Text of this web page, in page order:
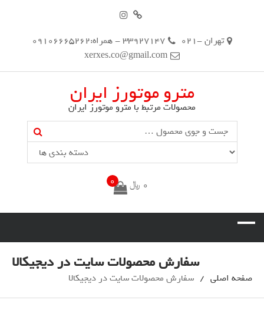
تهران -021
33927147 - همراه:09106665262
xerxes.co@gmail.com
مترو موتورز ایران
محصولات مرتبط با مترو موتورز ایران
Search
0 ﷼ 0
سفارش محصولات سایت در دیجیکالا
صفحه اصلی سفارش محصولات سایت در دیجیکالا